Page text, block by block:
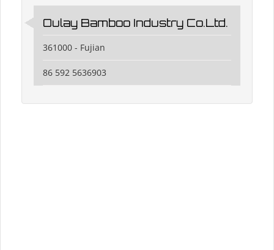
Oulay Bamboo Industry Co.Ltd.
361000 - Fujian
86 592 5636903